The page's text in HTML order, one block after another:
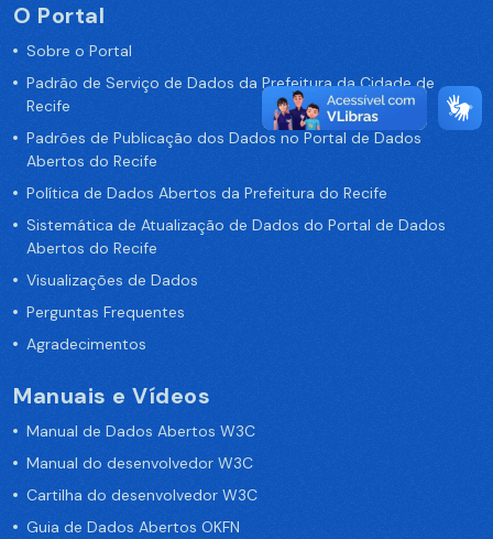
O Portal
Sobre o Portal
Padrão de Serviço de Dados da Prefeitura da Cidade de
Recife
Padrões de Publicação dos Dados no Portal de Dados
Abertos do Recife
Política de Dados Abertos da Prefeitura do Recife
Sistemática de Atualização de Dados do Portal de Dados
Abertos do Recife
Visualizações de Dados
Perguntas Frequentes
Agradecimentos
Manuais e Vídeos
Manual de Dados Abertos W3C
Manual do desenvolvedor W3C
Cartilha do desenvolvedor W3C
Guia de Dados Abertos OKFN